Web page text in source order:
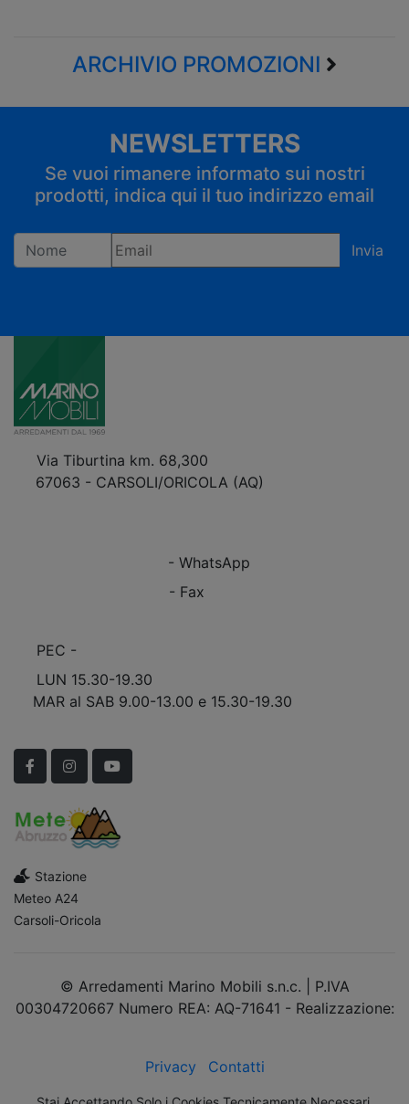
ARCHIVIO PROMOZIONI
NEWSLETTERS
Se vuoi rimanere informato sui nostri
prodotti, indica qui il tuo indirizzo email
Invia
Via Tiburtina km. 68,300
67063 - CARSOLI/ORICOLA (AQ)
- WhatsApp
- Fax
PEC -
LUN 15.30-19.30
MAR al SAB 9.00-13.00 e 15.30-19.30
FacebookInstagramYouTube
Stazione
Meteo A24
Carsoli-Oricola
© Arredamenti Marino Mobili s.n.c. | P.IVA
00304720667 Numero REA: AQ-71641 - Realizzazione:
Privacy
Contatti